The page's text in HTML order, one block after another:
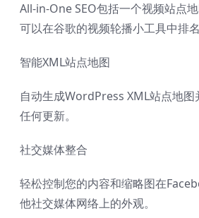
All-in-One SEO包括一个视频站点
可以在谷歌的视频轮播小工具中排名
智能XML站点地图
自动生成WordPress XML站点地
任何更新。
社交媒体整合
轻松控制您的内容和缩略图在
他社交媒体网络上的外观。